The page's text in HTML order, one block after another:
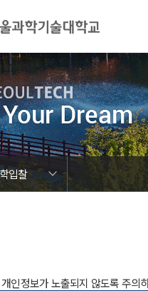
입찰
대학정보알림
정보공개
보서비스안내
라인민원센터
청렴행정
갑질신고센터
유실물 센터광장
대학공지사항
학사공지
장학공지
대학원공지
취업공지
대학입찰
채용정보
모/외부행사
금심의위원회
이러스19 대응안내
재정위원회
인정보가 노출되지 않도록 주의